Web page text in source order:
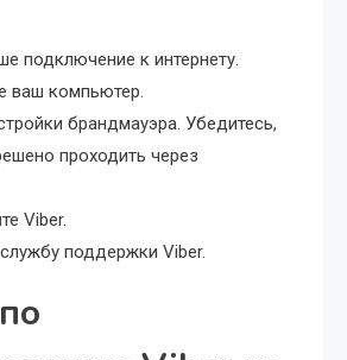
подключение к интернету.
ваш компьютер.
брандмауэра. Убедитесь,
проходить через
Viber.
поддержки Viber.